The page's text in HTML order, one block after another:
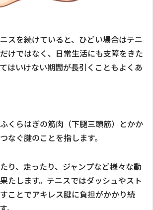
スを続けていると、ひどい場合はテニ
けではなく、日常生活にも支障をきた
はいけない期間が長引くこともよくあ
くらはぎの筋肉（下腿三頭筋）とかか
なぐ腱のことを指します。
り、走ったり、ジャンプなど様々な動
たします。テニスではダッシュやスト
ことでアキレス腱に負担がかかり続